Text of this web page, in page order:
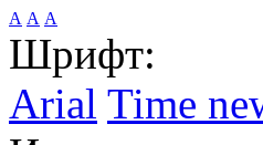
А А А
Шрифт:
Arial Time